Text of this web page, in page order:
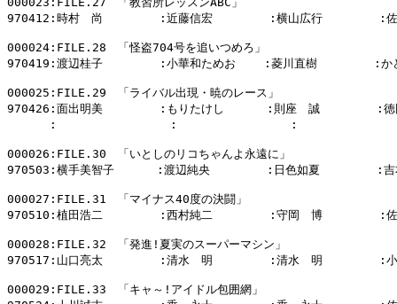
970412:時村　尚        :近藤信宏        :横山広行        :佐
000024:FILE.28　「怪盗704号を追いつめろ」
970419:渡辺桂子        :小華和ためお    :菱川直樹        :かど
000025:FILE.29　「ライバル出現・暁のレース」
970426:面出明美        :もりたけし      :則座　誠        :徳
:                :                :
000026:FILE.30　「いとしのリコちゃんよ永遠に」
970503:横手美智子      :渡辺純央        :日色如夏        :吉
000027:FILE.31　「マイナス40度の決闘」
970510:植田浩二        :西村純二        :守岡　博        :佐
000028:FILE.32　「発進!夏実のスーパーマシン」
970517:山口亮太        :清水　明        :清水　明        :小
000029:FILE.33　「キャ～!アイドル包囲網」